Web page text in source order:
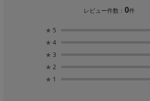
レビュー件数：0件
★ 5
★ 4
★ 3
★ 2
★ 1